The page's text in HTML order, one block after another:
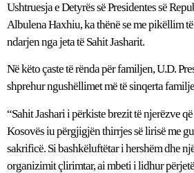
Ushtruesja e Detyrës së Presidentes së
Albulena Haxhiu, ka thënë se me pikëllim
ndarjen nga jeta të Sahit Jasharit.
Në këto çaste të rënda për familjen, U.D.
shprehur ngushëllimet më të sinqerta
“Sahit Jashari i përkiste brezit të njerëzve
Kosovës iu përgjigjën thirrjes së lirisë me
sakrificë. Si bashkëluftëtar i hershëm dhe
organizimit çlirimtar, ai mbeti i lidhur